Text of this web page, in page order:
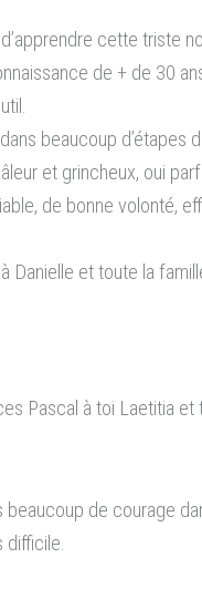
cette triste
de + de 30
beaucoup d’étapes
et grincheux, oui
de bonne volonté,
Danielle et toute la
Pascal à toi Laetitia et
beaucoup de courage